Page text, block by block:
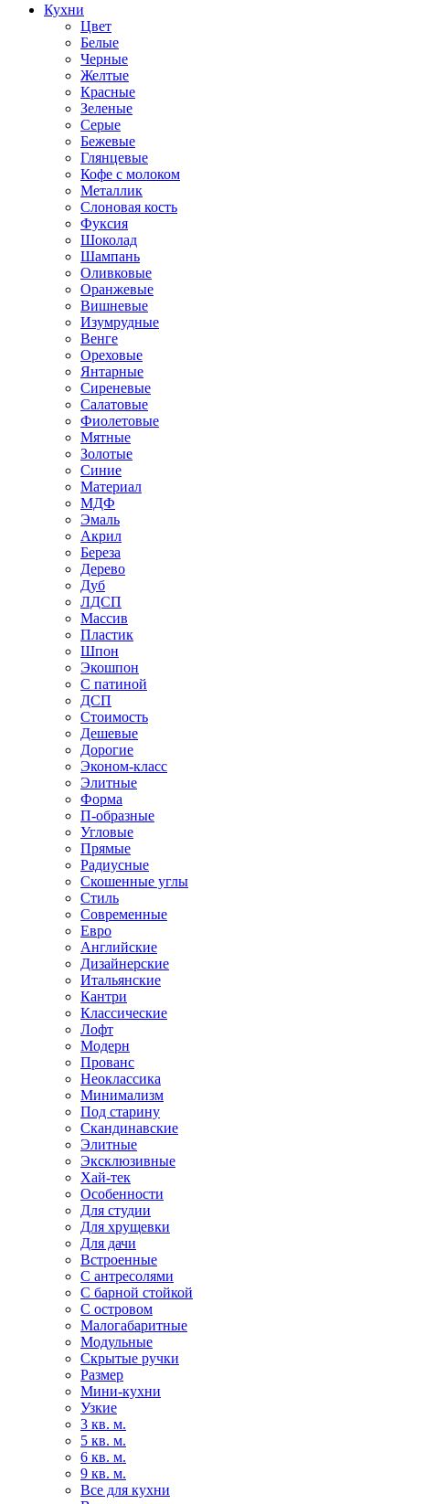
Кухни
Цвет
Белые
Черные
Желтые
Красные
Зеленые
Серые
Бежевые
Глянцевые
Кофе с молоком
Металлик
Слоновая кость
Фуксия
Шоколад
Шампань
Оливковые
Оранжевые
Вишневые
Изумрудные
Венге
Ореховые
Янтарные
Сиреневые
Салатовые
Фиолетовые
Мятные
Золотые
Синие
Материал
МДФ
Эмаль
Акрил
Береза
Дерево
Дуб
ЛДСП
Массив
Пластик
Шпон
Экошпон
С патиной
ДСП
Стоимость
Дешевые
Дорогие
Эконом-класс
Элитные
Форма
П-образные
Угловые
Прямые
Радиусные
Скошенные углы
Стиль
Современные
Евро
Английские
Дизайнерские
Итальянские
Кантри
Классические
Лофт
Модерн
Прованс
Неоклассика
Минимализм
Под старину
Скандинавские
Элитные
Эксклюзивные
Хай-тек
Особенности
Для студии
Для хрущевки
Для дачи
Встроенные
С антресолями
С барной стойкой
С островом
Малогабаритные
Модульные
Скрытые ручки
Размер
Мини-кухни
Узкие
3 кв. м.
5 кв. м.
6 кв. м.
9 кв. м.
Все для кухни